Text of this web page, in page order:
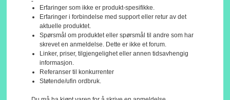
Erfaringer som ikke er produkt-spesifikke.
Erfaringer i forbindelse med support eller retur av det
aktuelle produktet.
Spørsmål om produktet eller spørsmål til andre som har
skrevet en anmeldelse. Dette er ikke et forum.
Linker, priser, tilgjengelighet eller annen tidsavhengig
informasjon.
Referanser til konkurrenter
Støtende/ufin ordbruk.